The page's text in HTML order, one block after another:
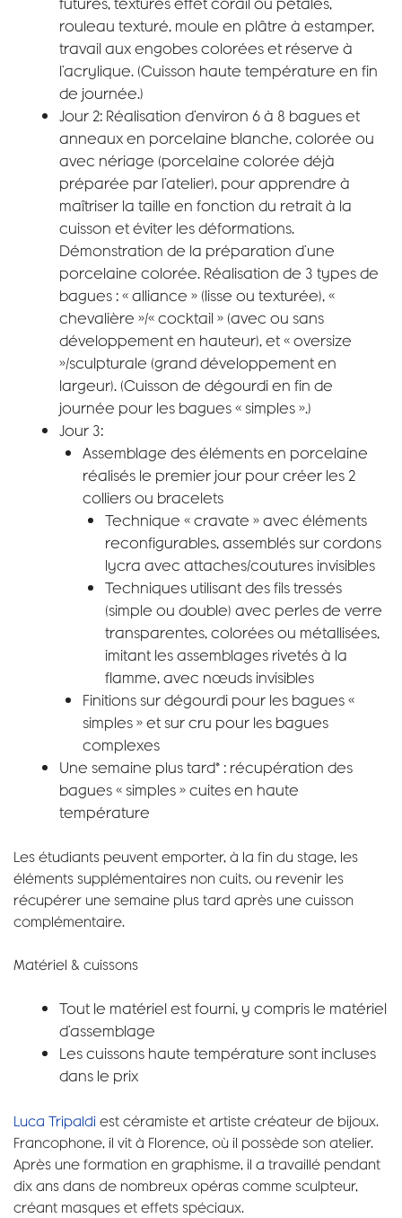
rouleau texturé, moule en plâtre à estamper,
travail aux engobes colorées et réserve à
l’acrylique. (Cuisson haute température en fin
de journée.)
Jour 2: Réalisation d’environ 6 à 8 bagues et
anneaux en porcelaine blanche, colorée ou
avec néria​ge (porcelaine colorée déjà
préparée par l’atelier), pour apprendre à
maîtriser la taille en fonction du retrait à la
cuisson et éviter les déformations.
Démonstration de la préparation d’une
porcelaine colorée. Réalisation de 3 types de
bagues : « alliance » (lisse ou texturée), «
chevalière »/« cocktail » (avec ou sans
développement en hauteur), et « oversize
»/sculpturale (grand développement en
largeur). (Cuisson de dégourdi en fin de
journée pour les bagues « simples ».)
Jour 3:
Assemblage des éléments en porcelaine
réalisés le premier jour pour créer les 2
colliers ou bracelets
Technique « cravate » avec éléments
reconfigurables, assemblés sur cordons
lycra avec attaches/coutures invisibles
Techniques utilisant des fils tressés
(simple ou double) avec perles de verre
transparentes, colorées ou métallisées,
imitant les assemblages rivetés à la
flamme, avec nœuds invisibles
Finitions sur dégourdi pour les bagues «
simples » et sur cru pour les bagues
complexes
Une semaine plus tard* : récupération des
bagues « simples » cuites en haute
température
Les étudiants peuvent emporter, à la fin du stage, les
éléments supplémentaires non cuits, ou revenir les
récupérer une semaine plus tard après une cuisson
complémentaire.
Matériel & cuissons
Tout le matériel est fourni, y compris le matériel
d’assemblage
Les cuissons haute température sont incluses
dans le prix
Luca Tripaldiest céramiste et artiste créateur de bijoux.
Francophone, il vit à Florence, où il possède son atelier.
Après une formation en graphisme, il a travaillé pendant
dix ans dans de nombreux opéras comme sculpteur,
créant masques et effets spéciaux.